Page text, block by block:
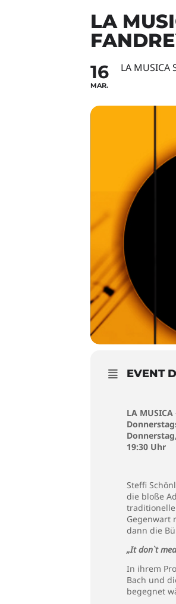
LA
16
MAR.
LA MUSICA
EVENT
LA MUSICA
19:30 Uhr
Steffi
die bloße
Gegenwart
dann die
„It don`t
In ihrem
Bach und
begegnet